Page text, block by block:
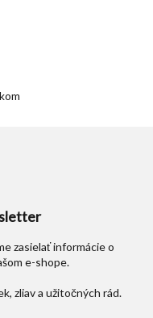
zasielať informácie o
e-shope.